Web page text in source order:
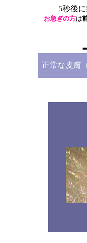
5秒後
お急ぎの方は
正常な皮膚